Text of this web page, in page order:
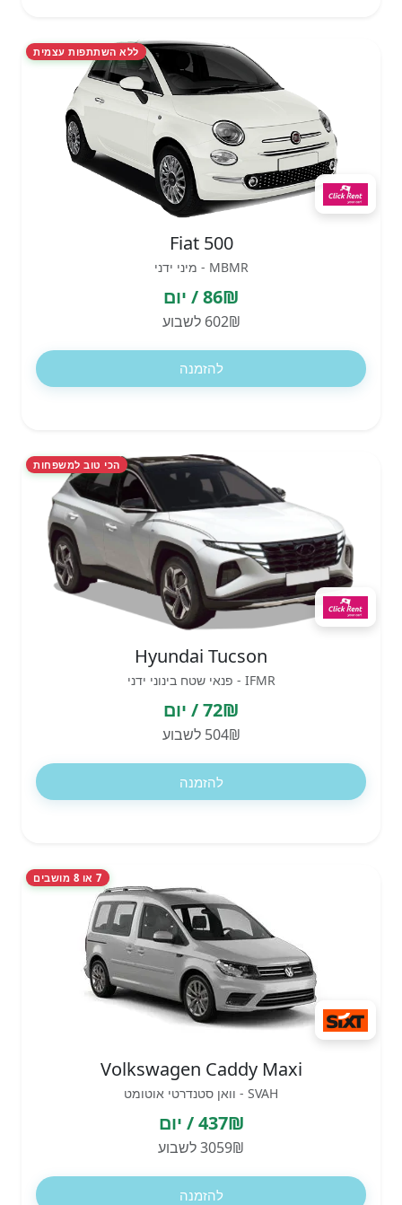
ללא השתתפות עצמית
Fiat 500
MBMR - מיני ידני
86₪ / יום
602₪ לשבוע
להזמנה
הכי טוב למשפחות
Hyundai Tucson
IFMR - פנאי שטח בינוני ידני
72₪ / יום
504₪ לשבוע
להזמנה
7 או 8 מושבים
Volkswagen Caddy Maxi
SVAH - וואן סטנדרטי אוטומט
437₪ / יום
3059₪ לשבוע
להזמנה